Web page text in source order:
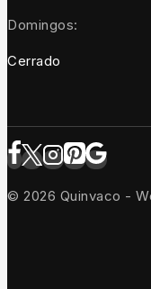
Domingos:
Cerrado
© 2026 Quinvaco -